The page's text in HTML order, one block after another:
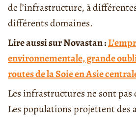
de l’infrastructure, à
différents domaines.
Lire aussi sur Novastan :
environnementale, grande
routes de la Soie en Asie
Les infrastructures ne sont pas
Les populations projettent des